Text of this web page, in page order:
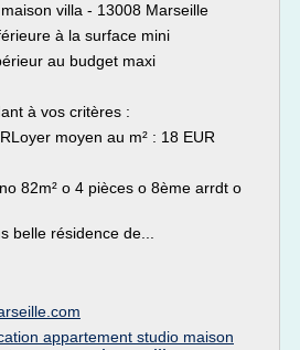
villa - 13008 Marseille
à la surface mini
au budget maxi
à vos critères :
moyen au m² : 18 EUR
82m² o 4 pièces o 8ème arrdt o
belle résidence de...
appartement studio maison